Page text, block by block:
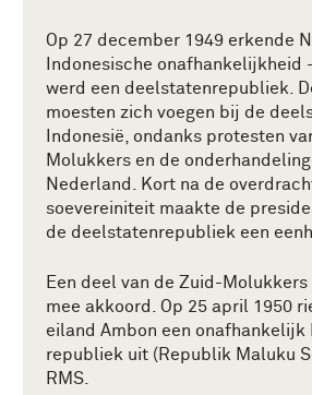
Op 27 december 1949 erkende
Indonesische onafhankelijkheid
werd een deelstatenrepubliek.
moesten zich voegen bij de
Indonesië, ondanks protesten
Molukkers en de
Nederland. Kort na de
soevereiniteit maakte de
de deelstatenrepubliek een
Een deel van de Zuid-
mee akkoord. Op 25 april 1950
eiland Ambon een onafhankelijk
republiek uit (Republik Maluku
RMS.